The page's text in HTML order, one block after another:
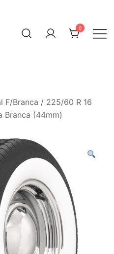
0
F/Branca / 225/60 R 16
Branca (44mm)